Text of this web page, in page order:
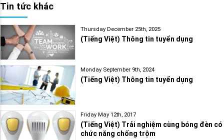
Tin tức khác
Thursday December 25th, 2025
(Tiếng Việt) Thông tin tuyển dụng
Monday September 9th, 2024
(Tiếng Việt) Thông tin tuyển dụng
Friday May 12th, 2017
(Tiếng Việt) Trải nghiệm cùng bóng đèn có
chức năng chống trộm